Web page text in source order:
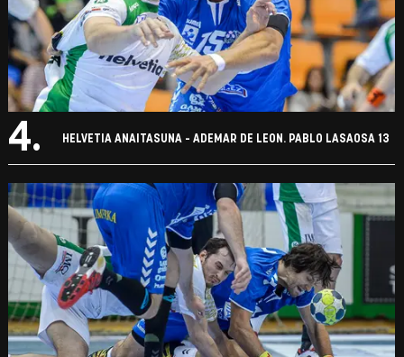
4. HELVETIA ANAITASUNA - ADEMAR DE LEON. PABLO LASAOSA 13